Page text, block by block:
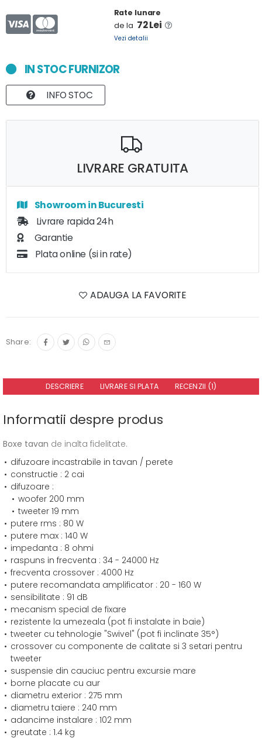
Rate lunare
de la 72 Lei
Vezi detalii
IN STOC FURNIZOR
INFO STOC
LIVRARE GRATUITA
Showroom in Bucuresti
Livrare rapida 24h
Garantie
Plata online (si in rate)
ADAUGA LA FAVORITE
Share:
DESCRIERE LIVRARE SI PLATA RECENZII (1)
Informatii despre produs
Boxe tavan de inalta fidelitate.
difuzoare incastrabile in tavan / perete
constructie : 2 cai
difuzoare :
woofer 200 mm
tweeter 19 mm
putere rms : 80 W
putere max : 140 W
impedanta : 8 ohmi
raspuns in frecventa : 34 - 24000 Hz
frecventa crossover : 4000 Hz
putere recomandata amplificator : 20 - 160 W
sensibilitate : 91 dB
mecanism special de fixare
rezistente la umezeala (pot fi instalate in baie)
tweeter cu tehnologie "Swivel" (pot fi inclinate 35°)
crossover cu componente de calitate si 3 setari pentru
tweeter
suspensie din cauciuc pentru excursie mare
borne placate cu aur
diametru exterior : 275 mm
diametru taiere : 240 mm
adancime instalare : 102 mm
greutate : 1.4 kg